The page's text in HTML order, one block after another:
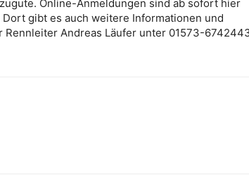
Online-Anmeldungen sind ab sofort hier
Dort gibt es auch weitere Informationen und
Rennleiter Andreas Läufer unter 01573-